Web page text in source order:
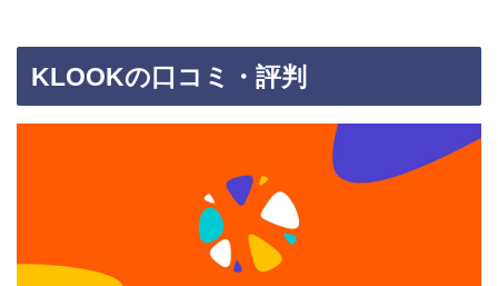
KLOOKの口コミ・評判